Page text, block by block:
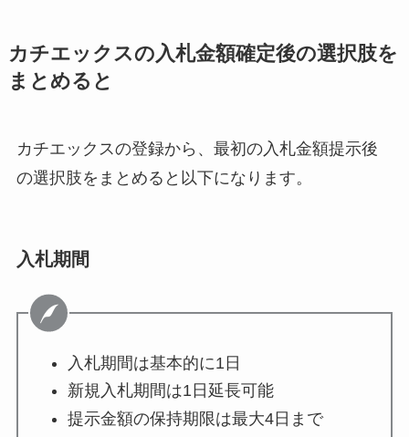
カチエックスの入札金額確定後の選択肢を
まとめると
カチエックスの登録から、最初の入札金額提示後
の選択肢をまとめると以下になります。
入札期間
入札期間は基本的に1日
新規入札期間は1日延長可能
提示金額の保持期限は最大4日まで